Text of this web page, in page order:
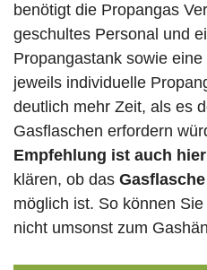
benötigt die Propangas
geschultes Personal und
Propangastank sowie
jeweils individuelle
deutlich mehr Zeit, als es
Gasflaschen erfordern
Empfehlung ist auch
klären, ob das
möglich ist. So können
nicht umsonst zum